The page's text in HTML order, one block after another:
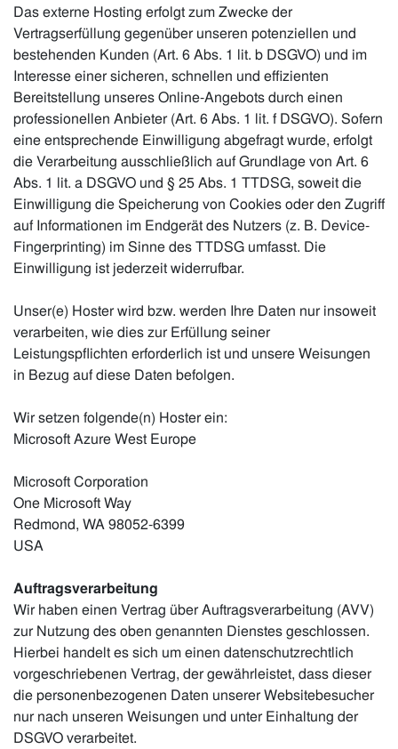
Das externe Hosting erfolgt zum Zwecke der
Vertragserfüllung gegenüber unseren potenziellen und
bestehenden Kunden (Art. 6 Abs. 1 lit. b DSGVO) und im
Interesse einer sicheren, schnellen und effizienten
Bereitstellung unseres Online-Angebots durch einen
professionellen Anbieter (Art. 6 Abs. 1 lit. f DSGVO). Sofern
eine entsprechende Einwilligung abgefragt wurde, erfolgt
die Verarbeitung ausschließlich auf Grundlage von Art. 6
Abs. 1 lit. a DSGVO und § 25 Abs. 1 TTDSG, soweit die
Einwilligung die Speicherung von Cookies oder den Zugriff
auf Informationen im Endgerät des Nutzers (z. B. Device-
Fingerprinting) im Sinne des TTDSG umfasst. Die
Einwilligung ist jederzeit widerrufbar.
Unser(e) Hoster wird bzw. werden Ihre Daten nur insoweit
verarbeiten, wie dies zur Erfüllung seiner
Leistungspflichten erforderlich ist und unsere Weisungen
in Bezug auf diese Daten befolgen.
Wir setzen folgende(n) Hoster ein:
Microsoft Azure West Europe
Microsoft Corporation
One Microsoft Way
Redmond, WA 98052-6399
USA
Auftragsverarbeitung
Wir haben einen Vertrag über Auftragsverarbeitung (AVV)
zur Nutzung des oben genannten Dienstes geschlossen.
Hierbei handelt es sich um einen datenschutzrechtlich
vorgeschriebenen Vertrag, der gewährleistet, dass dieser
die personenbezogenen Daten unserer Websitebesucher
nur nach unseren Weisungen und unter Einhaltung der
DSGVO verarbeitet.